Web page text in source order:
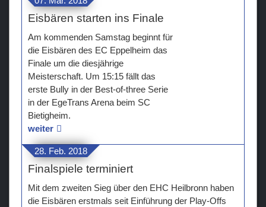
Eisbären starten ins Finale
Am kommenden Samstag beginnt für
die Eisbären des EC Eppelheim das
Finale um die diesjährige
Meisterschaft. Um 15:15 fällt das
erste Bully in der Best-of-three Serie
in der EgeTrans Arena beim SC
Bietigheim.
weiter
28. Feb. 2018
Finalspiele terminiert
Mit dem zweiten Sieg über den EHC Heilbronn haben
die Eisbären erstmals seit Einführung der Play-Offs